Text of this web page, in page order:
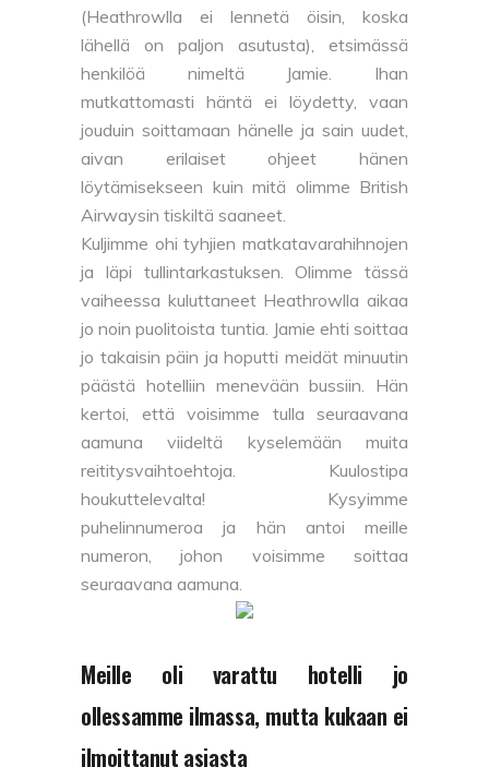
(Heathrowlla ei lennetä öisin, koska
lähellä on paljon asutusta), etsimässä
henkilöä nimeltä Jamie. Ihan
mutkattomasti häntä ei löydetty, vaan
jouduin soittamaan hänelle ja sain uudet,
aivan erilaiset ohjeet hänen
löytämisekseen kuin mitä olimme British
Airwaysin tiskiltä saaneet.
Kuljimme ohi tyhjien matkatavarahihnojen
ja läpi tullintarkastuksen. Olimme tässä
vaiheessa kuluttaneet Heathrowlla aikaa
jo noin puolitoista tuntia. Jamie ehti soittaa
jo takaisin päin ja hoputti meidät minuutin
päästä hotelliin menevään bussiin. Hän
kertoi, että voisimme tulla seuraavana
aamuna viideltä kyselemään muita
reititysvaihtoehtoja. Kuulostipa
houkuttelevalta! Kysyimme
puhelinnumeroa ja hän antoi meille
numeron, johon voisimme soittaa
seuraavana aamuna.
Meille oli varattu hotelli jo
ollessamme ilmassa, mutta kukaan ei
ilmoittanut asiasta